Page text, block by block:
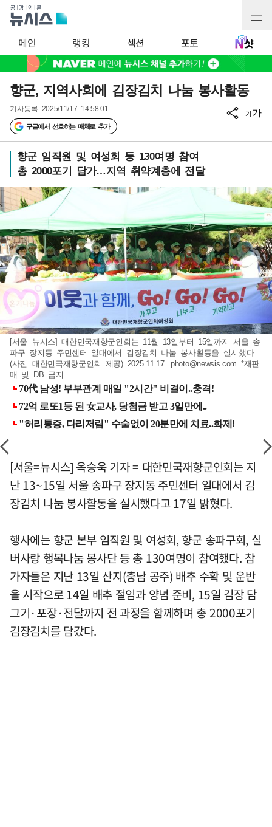
메인 랭킹 섹션 포토
향군, 지역사회에 김장김치 나눔 봉사활동
기사등록 2025/11/17 14:58:01
구글에서 선호하는 매체로 추가
가가
향군 임직원 및 여성회 등 130여명 참여
총 2000포기 담가…지역 취약계층에 전달
[서울=뉴시스] 대한민국재향군인회는 11월 13일부터 15일까지 서울 송
파구 장지동 주민센터 일대에서 김장김치 나눔 봉사활동을 실시했다.
(사진=대한민국재향군인회 제공) 2025.11.17. photo@newsis.com *재판
매 및 DB 금지
[서울=뉴시스] 옥승욱 기자 = 대한민국재향군인회는 지
난 13~15일 서울 송파구 장지동 주민센터 일대에서 김
장김치 나눔 봉사활동을 실시했다고 17일 밝혔다.
행사에는 향군 본부 임직원 및 여성회, 향군 송파구회, 실
버사랑 행복나눔 봉사단 등 총 130여명이 참여했다. 참
가자들은 지난 13일 산지(충남 공주) 배추 수확 및 운반
을 시작으로 14일 배추 절임과 양념 준비, 15일 김장 담
그기·포장·전달까지 전 과정을 함께하며 총 2000포기
김장김치를 담갔다.